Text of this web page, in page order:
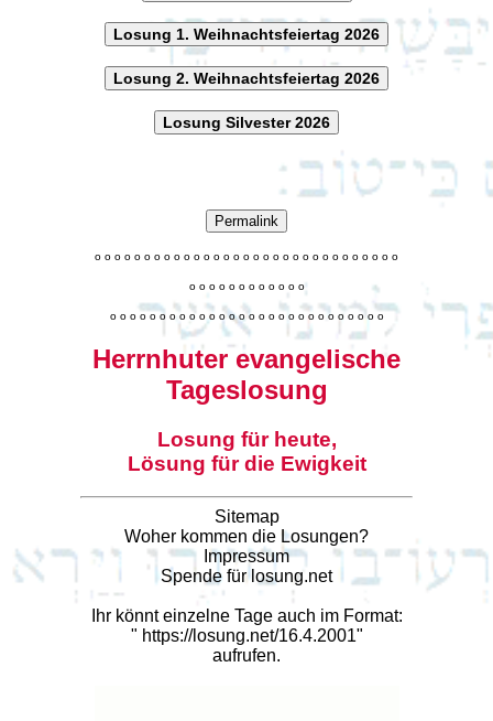
Losung 1. Weihnachtsfeiertag 2026
Losung 2. Weihnachtsfeiertag 2026
Losung Silvester 2026
Permalink
o o o o o o o o o o o o o o o o o o o o o o o o o o o o o o o
o o o o o o o o o o o o
o o o o o o o o o o o o o o o o o o o o o o o o o o o o
Herrnhuter evangelische
Tageslosung
Losung für heute,
Lösung für die Ewigkeit
Sitemap
Woher kommen die Losungen?
Impressum
Spende für losung.net
Ihr könnt einzelne Tage auch im Format:
" https://losung.net/16.4.2001"
aufrufen.